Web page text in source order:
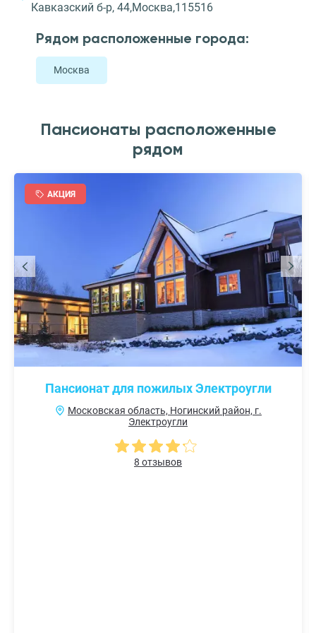
Кавказский б-р, 44,Москва,115516
Рядом расположенные города:
Москва
Пансионаты расположенные
рядом
АКЦИЯ
Пансионат для пожилых Электроугли
Московская область, Ногинский район, г.
Электроугли
8 отзывов